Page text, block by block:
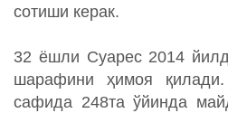
сотиши керак.
32 ёшли Суарес 2014
шарафини ҳимоя қилади.
сафида 248та ўйинда